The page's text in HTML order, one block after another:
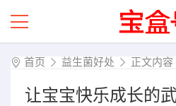
首页 益生菌好处 正文内容
让宝宝快乐成长的